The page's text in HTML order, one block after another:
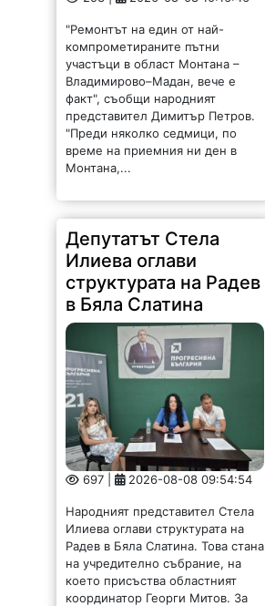
"Ремонтът на един от най-
компрометираните пътни
участъци в област Монтана –
Владимирово–Мадан, вече е
факт", съобщи народният
представител Димитър Петров.
"Преди няколко седмици, по
време на приемния ни ден в
Монтана,...
Депутатът Стела
Илиева оглави
структурата на Радев
в Бяла Слатина
697 | 2026-08-08 09:54:54
Народният представител Стела
Илиева оглави структурата на
Радев в Бяла Слатина. Това стана
на учредително събрание, на
което присъства областният
координатор Георги Митов. За